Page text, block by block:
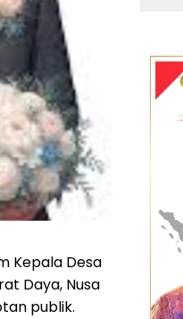
Kepala Desa
Daya, Nusa
publik.